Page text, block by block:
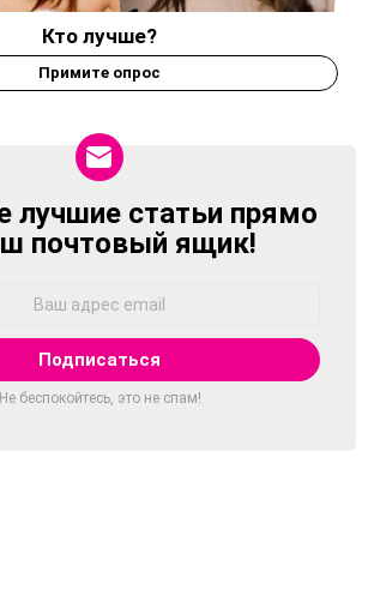
Кто лучше?
Примите опрос
лучшие статьи прямо
почтовый ящик!
Не беспокойтесь, это не спам!